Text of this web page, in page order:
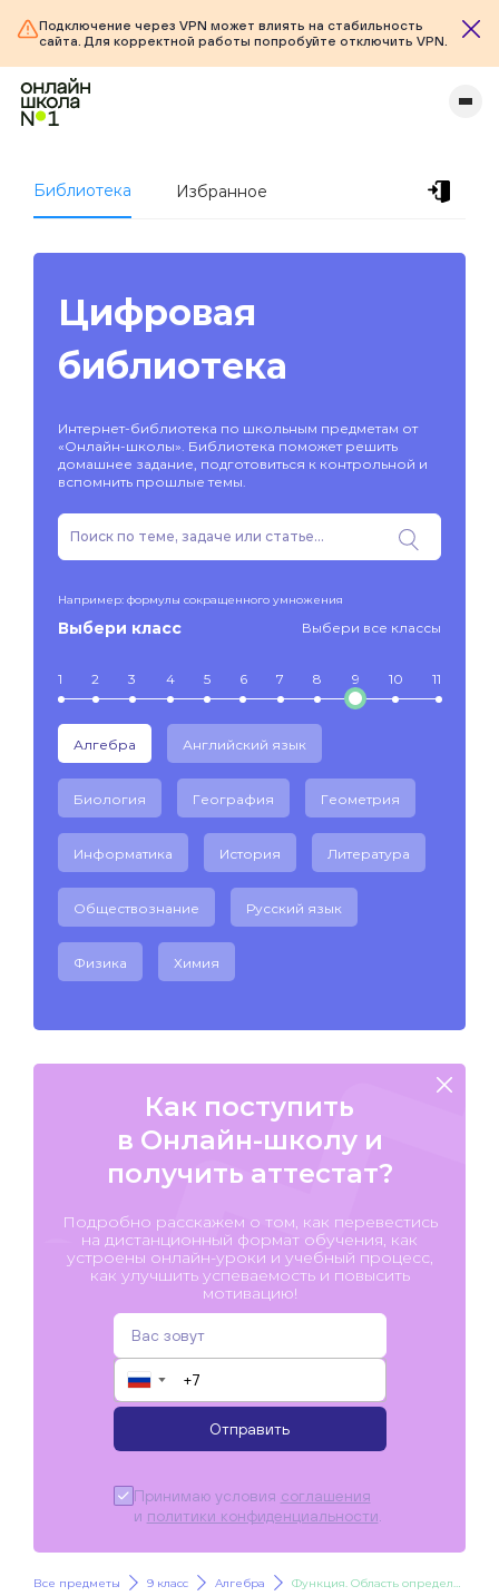
Подключение через VPN может влиять на стабильность
сайта. Для корректной работы попробуйте отключить VPN.
Библиотека Избранное
Цифровая
библиотека
Интернет-библиотека по школьным предметам от
«Онлайн-школы». Библиотека поможет решить
домашнее задание, подготовиться к контрольной и
вспомнить прошлые темы.
Например: формулы сокращенного умножения
Выбери класс Выбери все классы
1 2 3 4 5 6 7 8 9 10 11
Алгебра Английский язык
Биология География Геометрия
Информатика История Литература
Обществознание Русский язык
Физика Химия
Как поступить
в Онлайн-школу и
получить аттестат?
Подробно расскажем о том, как перевестись
на дистанционный формат обучения, как
устроены онлайн-уроки и учебный процесс,
как улучшить успеваемость и повысить
мотивацию!
▼
Отправить
Принимаю условия соглашения
и политики конфиденциальности
Все предметы 9 класс Алгебра Функция. Область определения и область значений. Свойства функции